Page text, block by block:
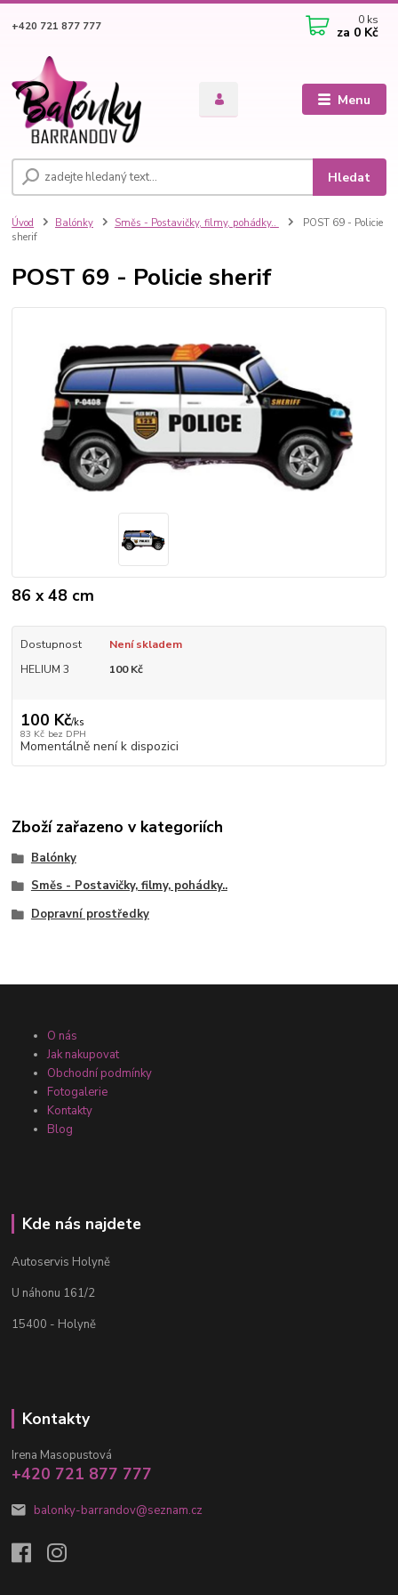
Menu
Hledat
+420 721 877 777 0 ks
za 0 Kč
Úvod Balónky Směs - Postavičky, filmy, pohádky..
POST 69 - Policie
sherif
POST 69 - Policie sherif
86 x 48 cm
Dostupnost
Není skladem
HELIUM 3
100 Kč
100 Kč/ks
83 Kč bez DPH
Momentálně není k dispozici
Zboží zařazeno v kategoriích
Balónky
Směs - Postavičky, filmy, pohádky..
Dopravní prostředky
O nás
Jak nakupovat
Obchodní podmínky
Fotogalerie
Kontakty
Blog
Kde nás najdete
Autoservis Holyně
U náhonu 161/2
15400 - Holyně
Kontakty
Irena Masopustová
+420 721 877 777
balonky-barrandov@seznam.cz